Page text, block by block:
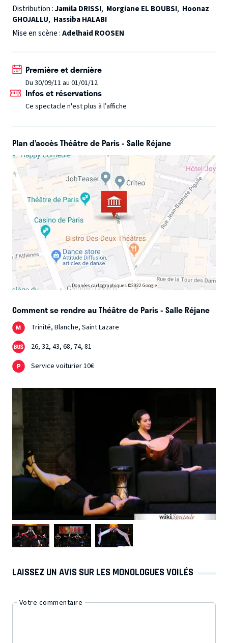
ouvrent une fenêtre sur des itinéraires contrastés où les
joies, les peines, la sexualité, la jouissance, l’amour, les
interdits, les contraintes traditionnelles et familiales
Distribution :Jamila DRISSI, Morgiane EL BOUBSI, Hoonaz
GHOJALLU, Hassiba HALABI
Mise en scène :Adelhaid ROOSEN
Première et dernière
Du 30/09/11 au 01/01/12
Infos et réservations
Ce spectacle n'est plus à l’affiche
Plan d’accès Théâtre de Paris - Salle Réjane
Données cartographiques ©2022 Google
Comment se rendre au Théâtre de Paris - Salle Réjane
Trinité, Blanche, Saint Lazare
26, 32, 43, 68, 74, 81
Service voiturier 10€
LAISSEZ UN AVIS SUR LES MONOLOGUES VOILÉS
Votre commentaire